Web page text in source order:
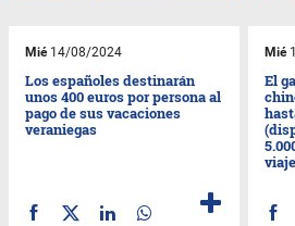
Mié14/08/2024
Los españoles destinarán
unos 400 euros por persona al
pago de sus vacaciones
veraniegas
Mié
El